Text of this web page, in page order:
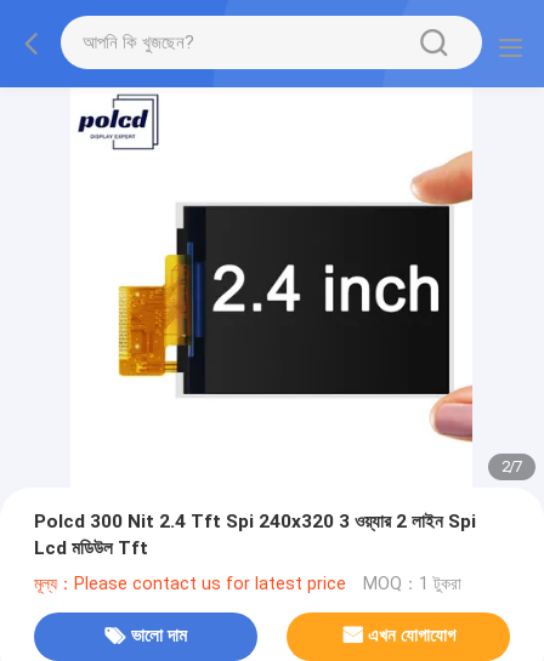
2/7
Polcd 300 Nit 2.4 Tft Spi 240x320 3 ওয়্যার 2 লাইন Spi
Lcd মডিউল Tft
মূল্য：Please contact us for latest price MOQ：1 টুকরা
ভালো দাম এখন যোগাযোগ